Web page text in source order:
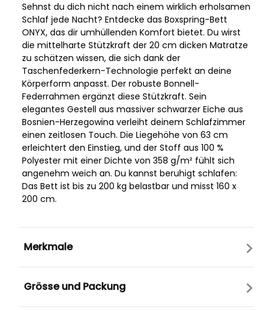
Sehnst du dich nicht nach einem wirklich erholsamen
Schlaf jede Nacht? Entdecke das Boxspring-Bett
ONYX, das dir umhüllenden Komfort bietet. Du wirst
die mittelharte Stützkraft der 20 cm dicken Matratze
zu schätzen wissen, die sich dank der
Taschenfederkern-Technologie perfekt an deine
Körperform anpasst. Der robuste Bonnell-
Federrahmen ergänzt diese Stützkraft. Sein
elegantes Gestell aus massiver schwarzer Eiche aus
Bosnien-Herzegowina verleiht deinem Schlafzimmer
einen zeitlosen Touch. Die Liegehöhe von 63 cm
erleichtert den Einstieg, und der Stoff aus 100 %
Polyester mit einer Dichte von 358 g/m² fühlt sich
angenehm weich an. Du kannst beruhigt schlafen:
Das Bett ist bis zu 200 kg belastbar und misst 160 x
200 cm.
Merkmale
Grösse und Packung